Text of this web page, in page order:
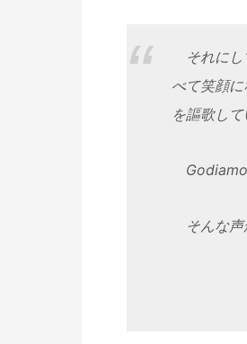
それにし
べて笑顔
を謳歌し
そんな声